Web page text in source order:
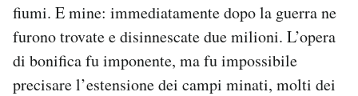
fiumi. E mine: immediatamente dopo la guerra ne
furono trovate e disinnescate due milioni. L’opera
di bonifica fu imponente, ma fu impossibile
precisare l’estensione dei campi minati, molti dei